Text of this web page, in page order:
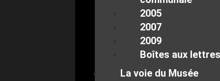
2005
2007
2009
Boîtes aux lettres
La voie du Musée